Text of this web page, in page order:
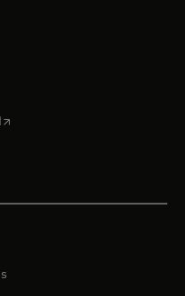
tab
a new tab
opens in a new tab
a new tab